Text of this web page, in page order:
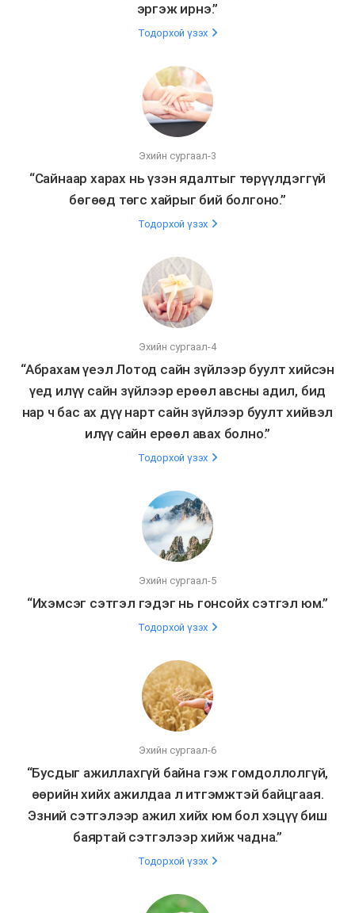
эргэж ирнэ.”
Тодорхой үзэх
Эхийн сургаал-3
“Сайнаар харах нь үзэн ядалтыг төрүүлдэггүй
бөгөөд төгс хайрыг бий болгоно.”
Тодорхой үзэх
Эхийн сургаал-4
“Абрахам үеэл Лотод сайн зүйлээр буулт хийсэн
үед илүү сайн зүйлээр ерөөл авсны адил, бид
нар ч бас ах дүү нарт сайн зүйлээр буулт хийвэл
илүү сайн ерөөл авах болно.”
Тодорхой үзэх
Эхийн сургаал-5
“Ихэмсэг сэтгэл гэдэг нь гонсойх сэтгэл юм.”
Тодорхой үзэх
Эхийн сургаал-6
“Бусдыг ажиллахгүй байна гэж гомдоллолгүй,
өөрийн хийх ажилдаа л итгэмжтэй байцгаая.
Эзний сэтгэлээр ажил хийх юм бол хэцүү биш
баяртай сэтгэлээр хийж чадна.”
Тодорхой үзэх